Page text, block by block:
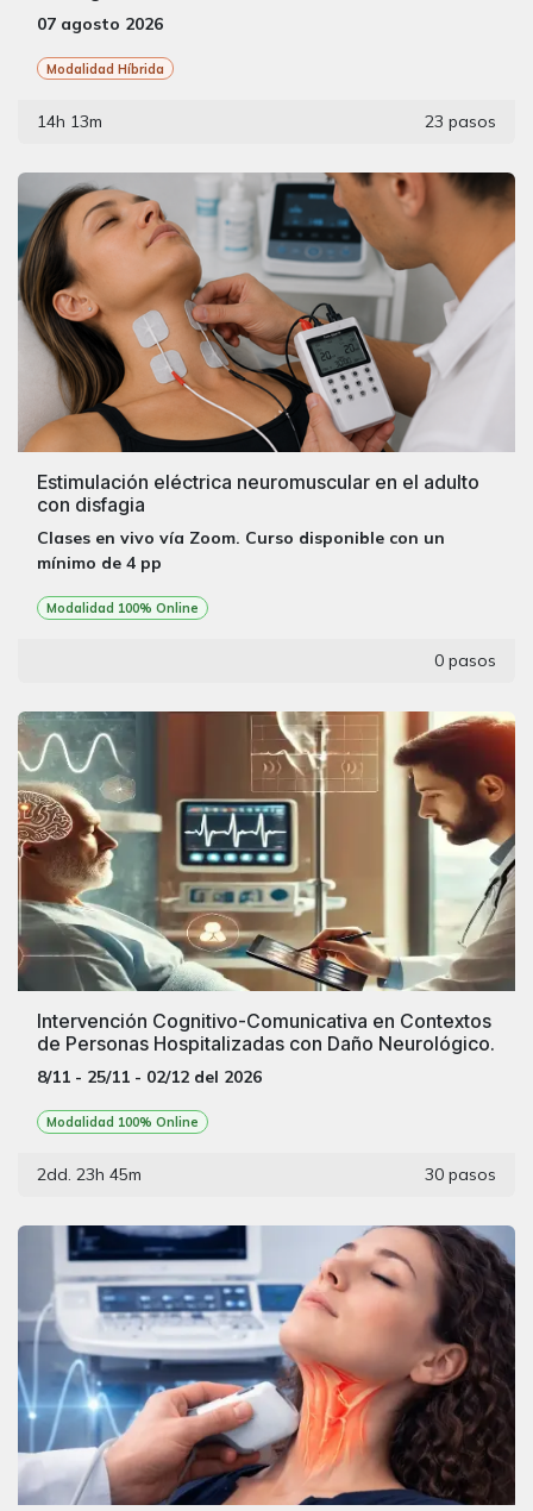
07 agosto 2026
Modalidad Híbrida
14h 13m 23 pasos
Estimulación eléctrica neuromuscular en el adulto
con disfagia
Clases en vivo vía Zoom. Curso disponible con un
mínimo de 4 pp
Modalidad 100% Online
0 pasos
Intervención Cognitivo-Comunicativa en Contextos
de Personas Hospitalizadas con Daño Neurológico.
8/11 - 25/11 - 02/12 del 2026
Modalidad 100% Online
2dd. 23h 45m 30 pasos